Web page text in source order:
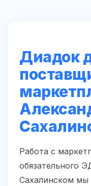
Диадок
Работа с
обязательного
Сахалинском мы